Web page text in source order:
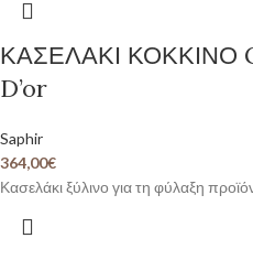
ΚΑΣΕΛΑΚΙ ΚΟΚΚΙΝΟ
D’or
Saphir
364,00€
Κασελάκι ξύλινο για τη φύλαξη